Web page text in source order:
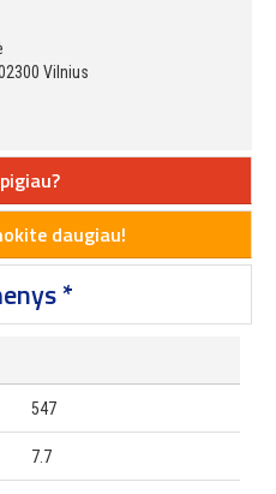
Vilnius
daugiau!
*
547
7.7